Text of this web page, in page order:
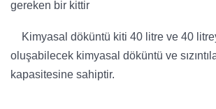
gereken bir kittir
Kimyasal döküntü kiti 40 litre ve 40
oluşabilecek kimyasal döküntü ve
kapasitesine sahiptir.